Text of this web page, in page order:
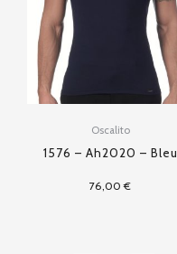
Oscalito
1576 – Ah2020 – Bleu
76,00€